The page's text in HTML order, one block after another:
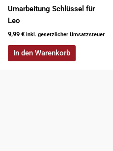
Umarbeitung Schlüssel für
Leo
9,99 € inkl. gesetzlicher Umsatzsteuer
In den Warenkorb